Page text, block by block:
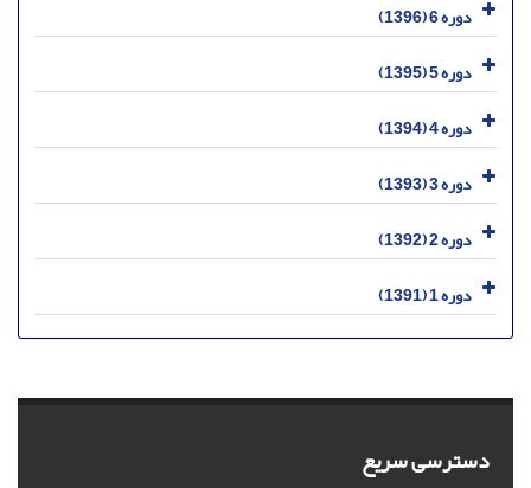
دوره 6 (1396)
دوره 5 (1395)
دوره 4 (1394)
دوره 3 (1393)
دوره 2 (1392)
دوره 1 (1391)
دسترسی سریع